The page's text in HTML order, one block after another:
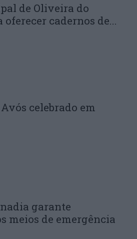
de Oliveira do
cadernos de...
celebrado em
garante
meios de emergência